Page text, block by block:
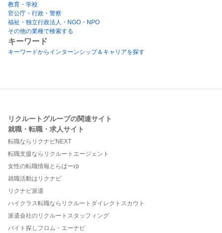
教育・学校
官公庁・行政・警察
福祉・独立行政法人・NGO・NPO
その他の業種で検索する
キーワード
キーワードからインターンシップ＆キャリアを探す
リクルートグループの関連サイト
就職・転職・求人サイト
転職ならリクナビNEXT
転職支援ならリクルートエージェント
女性の転職情報とらばーゆ
就職活動はリクナビ
リクナビ派遣
ハイクラス転職ならリクルートダイレクトスカウト
派遣会社のリクルートスタッフィング
バイト探しフロム・エーナビ